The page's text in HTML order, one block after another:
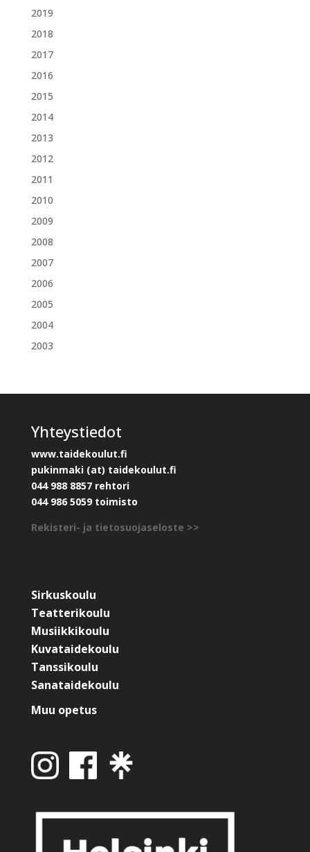
2019
2018
2017
2016
2015
2014
2013
2012
2011
2010
2009
2008
2007
2006
2005
2004
2003
Yhteystiedot
www.taidekoulut.fi
pukinmaki (at) taidekoulut.fi
044 988 8857 rehtori
044 986 5059 toimisto
Rekisteri- ja tietosuojaseloste >>
Sirkuskoulu
Teatterikoulu
Musiikkikoulu
Kuvataidekoulu
Tanssikoulu
Sanataidekoulu
Muu opetus